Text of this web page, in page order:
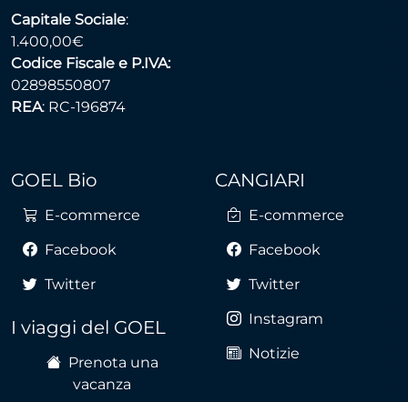
Capitale Sociale:
1.400,00€
Codice Fiscale e P.IVA:
02898550807
REA: RC-196874
GOEL Bio
E-commerce
Facebook
Twitter
I viaggi del GOEL
Prenota una
vacanza
CANGIARI
E-commerce
Facebook
Twitter
Instagram
Notizie